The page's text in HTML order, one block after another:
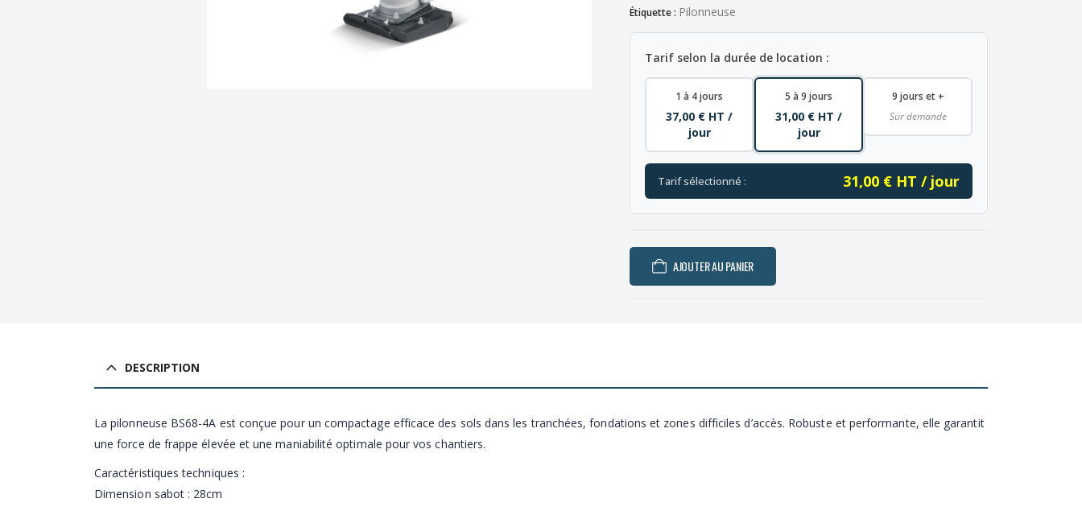
Étiquette : Pilonneuse
Tarif selon la durée de location :
1 à 4 jours
37,00 € HT /
jour
5 à 9 jours
31,00 € HT /
jour
9 jours et +
Sur demande
Tarif sélectionné : 31,00 € HT / jour
AJOUTER AU PANIER
DESCRIPTION
La pilonneuse BS68-4A est conçue pour un compactage efficace des sols dans les tranchées, fondations et zones difficiles d’accès. Robuste et performante, elle garantit
une force de frappe élevée et une maniabilité optimale pour vos chantiers.
Caractéristiques techniques :
Dimension sabot : 28cm